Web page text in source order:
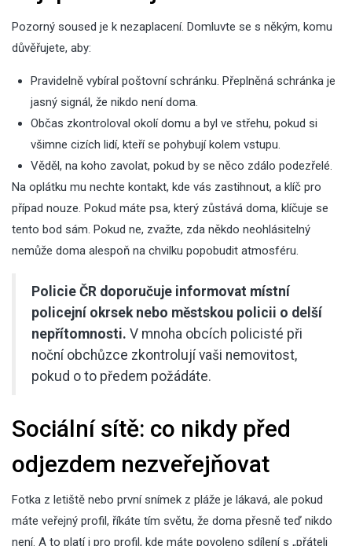
Pozorný soused je k nezaplacení. Domluvte se s někým, komu
důvěřujete, aby:
Pravidelně vybíral poštovní schránku. Přeplněná schránka je
jasný signál, že nikdo není doma.
Občas zkontroloval okolí domu a byl ve střehu, pokud si
všimne cizích lidí, kteří se pohybují kolem vstupu.
Věděl, na koho zavolat, pokud by se něco zdálo podezřelé.
Na oplátku mu nechte kontakt, kde vás zastihnout, a klíč pro
případ nouze. Pokud máte psa, který zůstává doma, klíčuje se
tento bod sám. Pokud ne, zvažte, zda někdo neohlásitelný
nemůže doma alespoň na chvilku popobudit atmosféru.
Policie ČR doporučuje informovat místní
policejní okrsek nebo městskou policii o delší
nepřítomnosti. V mnoha obcích policisté při
noční obchůzce zkontrolují vaši nemovitost,
pokud o to předem požádáte.
Sociální sítě: co nikdy před
odjezdem nezveřejňovat
Fotka z letiště nebo první snímek z pláže je lákavá, ale pokud
máte veřejný profil, říkáte tím světu, že doma přesně teď nikdo
není. A to platí i pro profil, kde máte povoleno sdílení s „přáteli